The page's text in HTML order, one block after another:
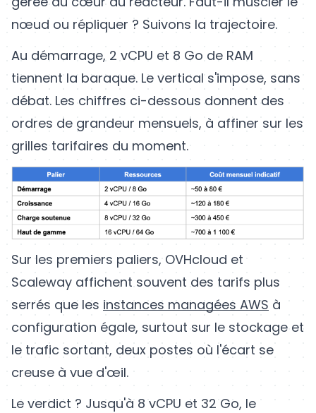
nœud ou répliquer ? Suivons la trajectoire.
Au démarrage, 2 vCPU et 8 Go de RAM
tiennent la baraque. Le vertical s'impose, sans
débat. Les chiffres ci-dessous donnent des
ordres de grandeur mensuels, à affiner sur les
grilles tarifaires du moment.
Sur les premiers paliers, OVHcloud et
Scaleway affichent souvent des tarifs plus
serrés que les instances managées AWS à
configuration égale, surtout sur le stockage et
le trafic sortant, deux postes où l'écart se
creuse à vue d'œil.
Le verdict ? Jusqu'à 8 vCPU et 32 Go, le